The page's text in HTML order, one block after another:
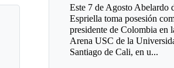
Este 7 de Agosto Abelardo
Espriella toma posesión
presidente de Colombia en
Arena USC de la
Santiago de Cali, en u...